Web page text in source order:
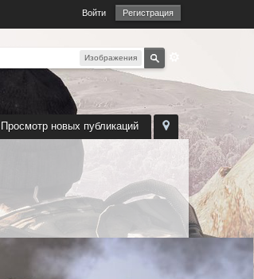
Войти Регистрация
Изображения
Просмотр новых публикаций